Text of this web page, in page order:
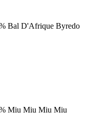
Bal D'Afrique Byredo
Miu Miu Miu Miu